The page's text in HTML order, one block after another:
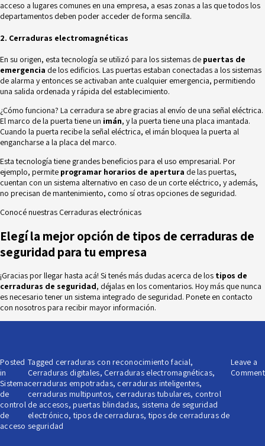
acceso a lugares comunes en una empresa, a esas zonas a las que todos los
departamentos deben poder acceder de forma sencilla.
2. Cerraduras electromagnéticas
En su origen, esta tecnología se utilizó para los sistemas de puertas de
emergencia de los edificios. Las puertas estaban conectadas a los sistemas
de alarma y entonces se activaban ante cualquier emergencia, permitiendo
una salida ordenada y rápida del establecimiento.
¿Cómo funciona? La cerradura se abre gracias al envío de una señal eléctrica.
El marco de la puerta tiene un imán, y la puerta tiene una placa imantada.
Cuando la puerta recibe la señal eléctrica, el imán bloquea la puerta al
engancharse a la placa del marco.
Esta tecnología tiene grandes beneficios para el uso empresarial. Por
ejemplo, permite programar horarios de apertura de las puertas,
cuentan con un sistema alternativo en caso de un corte eléctrico, y además,
no precisan de mantenimiento, como sí otras opciones de seguridad.
Conocé nuestras Cerraduras electrónicas
Elegí la mejor opción de tipos de cerraduras de
seguridad para tu empresa
¡Gracias por llegar hasta acá! Si tenés más dudas acerca de los tipos de
cerraduras de seguridad, déjalas en los comentarios. Hoy más que nunca
es necesario tener un sistema integrado deseguridad. Ponete en contacto
con nosotrospara recibir mayor información.
Posted
in
Sistema
de
control
de
acceso
Tagged cerraduras con reconocimiento facial,
Cerraduras digitales, Cerraduras electromagnéticas,
cerraduras empotradas, cerraduras inteligentes,
cerraduras multipuntos, cerraduras tubulares, control
de accesos,puertas blindadas, sistema de seguridad
electrónico,tipos de cerraduras,tipos de cerraduras de
seguridad
Leave a
Comment